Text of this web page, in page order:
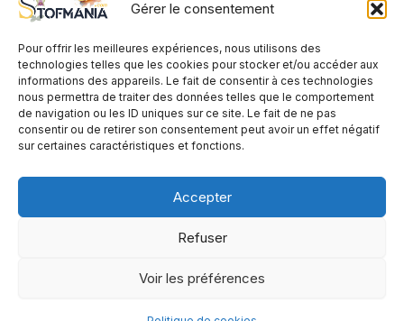
Gérer le consentement
Pour offrir les meilleures expériences, nous utilisons des
technologies telles que les cookies pour stocker et/ou accéder aux
informations des appareils. Le fait de consentir à ces technologies
nous permettra de traiter des données telles que le comportement
de navigation ou les ID uniques sur ce site. Le fait de ne pas
consentir ou de retirer son consentement peut avoir un effet négatif
sur certaines caractéristiques et fonctions.
Accepter
Refuser
Voir les préférences
A propos
Me contacter
Politique de cookies